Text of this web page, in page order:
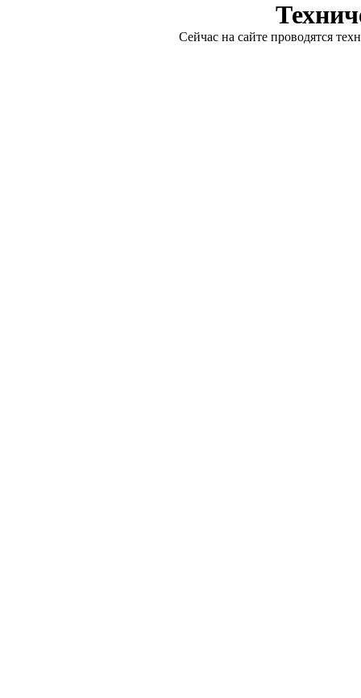
Сейчас на сайте проводятся